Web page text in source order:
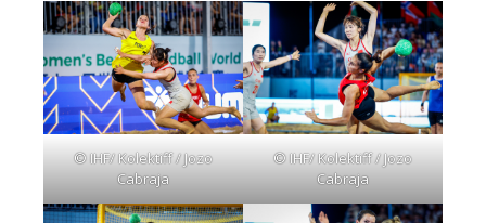
© IHF/ Kolektiff / Jozo
Cabraja
© IHF/ Kolektiff / Jozo
Cabraja